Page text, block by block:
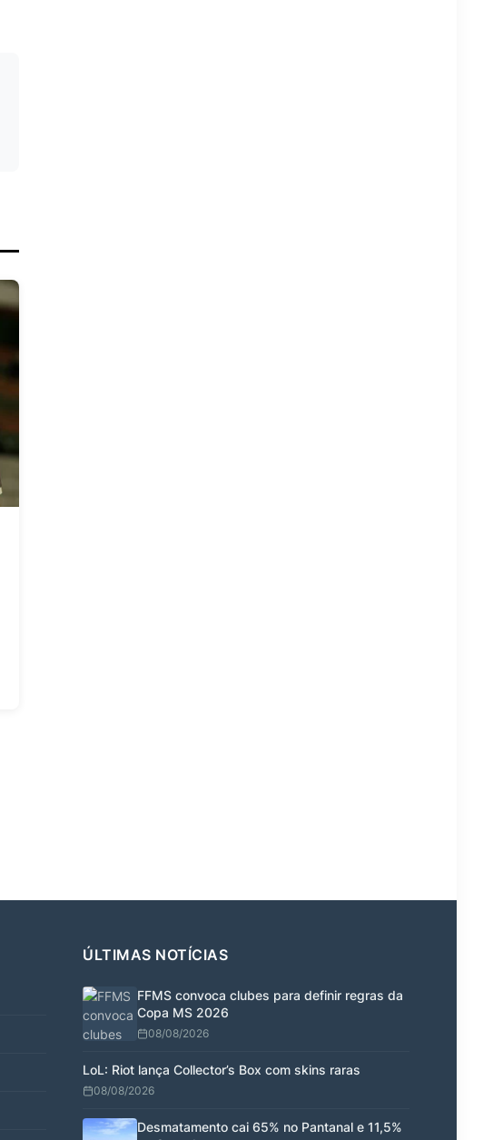
ÚLTIMAS NOTÍCIAS
FFMS convoca clubes para definir regras da
Copa MS 2026
08/08/2026
LoL: Riot lança Collector’s Box com skins raras
08/08/2026
Desmatamento cai 65% no Pantanal e 11,5%